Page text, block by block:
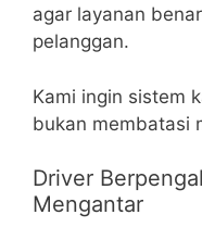
agar layanan
pelanggan.
Kami ingin sistem
bukan membatasi
Driver
Mengantar